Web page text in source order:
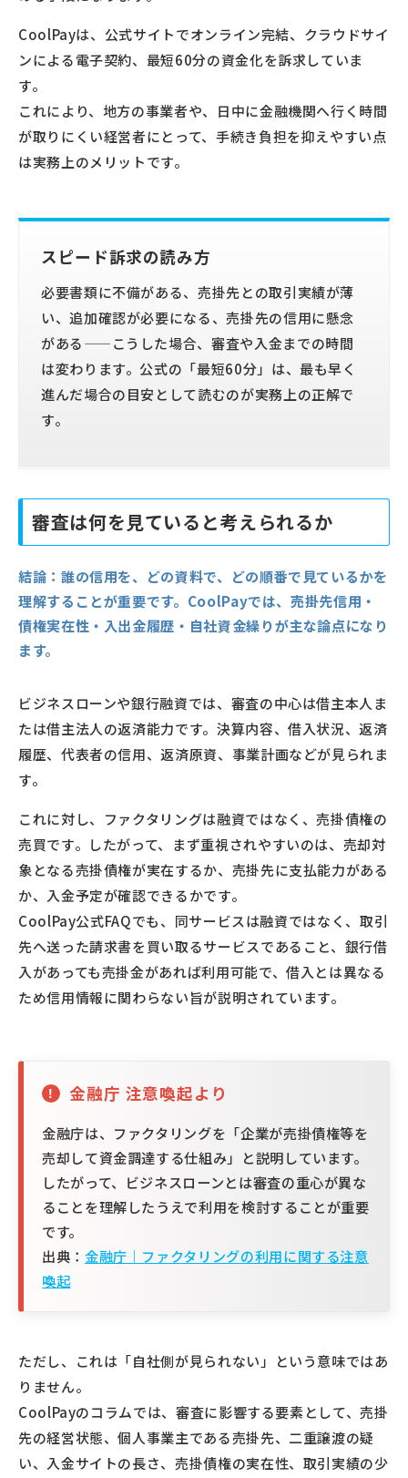
CoolPayは、公式サイトでオンライン完結、クラウドサイ
ンによる電子契約、最短60分の資金化を訴求していま
す。
これにより、地方の事業者や、日中に金融機関へ行く時間
が取りにくい経営者にとって、手続き負担を抑えやすい点
は実務上のメリットです。
スピード訴求の読み方
必要書類に不備がある、売掛先との取引実績が薄
い、追加確認が必要になる、売掛先の信用に懸念
がある——こうした場合、審査や入金までの時間
は変わります。公式の「最短60分」は、最も早く
進んだ場合の目安として読むのが実務上の正解で
す。
審査は何を見ていると考えられるか
結論： 誰の信用を、どの資料で、どの順番で見ているかを
理解することが重要です。CoolPayでは、売掛先信用・
債権実在性・入出金履歴・自社資金繰りが主な論点になり
ます。
ビジネスローンや銀行融資では、審査の中心は借主本人ま
たは借主法人の返済能力です。決算内容、借入状況、返済
履歴、代表者の信用、返済原資、事業計画などが見られま
す。
これに対し、ファクタリングは融資ではなく、売掛債権の
売買です。したがって、まず重視されやすいのは、売却対
象となる売掛債権が実在するか、売掛先に支払能力がある
か、入金予定が確認できるかです。
CoolPay公式FAQでも、同サービスは融資ではなく、取引
先へ送った請求書を買い取るサービスであること、銀行借
入があっても売掛金があれば利用可能で、借入とは異なる
ため信用情報に関わらない旨が説明されています。
金融庁 注意喚起より
金融庁は、ファクタリングを「企業が売掛債権等を
売却して資金調達する仕組み」と説明しています。
したがって、ビジネスローンとは審査の重心が異な
ることを理解したうえで利用を検討することが重要
です。
出典： 金融庁｜ファクタリングの利用に関する注意
喚起
ただし、これは「自社側が見られない」という意味ではあ
りません。
CoolPayのコラムでは、審査に影響する要素として、売掛
先の経営状態、個人事業主である売掛先、二重譲渡の疑
い、入金サイトの長さ、売掛債権の実在性、取引実績の少